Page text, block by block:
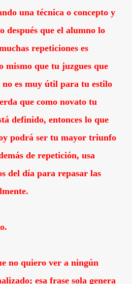
una técnica o concepto y
después que el alumno lo
repeticiones es
mismo que tu juzgues que
no es muy útil para tu estilo
que como novato tu
definido, entonces lo que
podrá ser tu mayor triunfo
de repetición, usa
del día para repasar las
no quiero ver a ningún
esa frase sola genera